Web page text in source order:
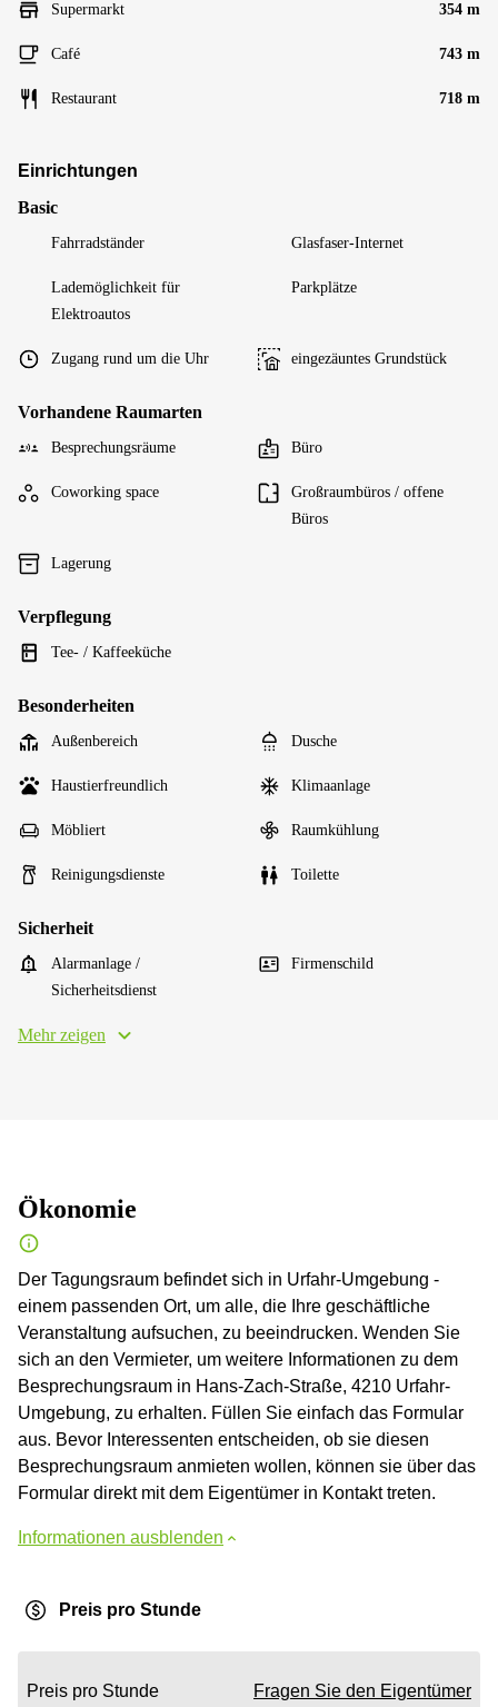
Supermarkt 354 m
Café 743 m
Restaurant 718 m
Einrichtungen
Basic
Fahrradständer Glasfaser-Internet
Lademöglichkeit für
Elektroautos
Parkplätze
Zugang rund um die Uhr eingezäuntes Grundstück
Vorhandene Raumarten
Besprechungsräume Büro
Coworking space
Großraumbüros / offene
Büros
Lagerung
Verpflegung
Tee- / Kaffeeküche
Besonderheiten
Außenbereich Dusche
Haustierfreundlich Klimaanlage
Möbliert Raumkühlung
Reinigungsdienste Toilette
Sicherheit
Alarmanlage /
Sicherheitsdienst
Firmenschild
Mehr zeigen
Ökonomie
Der Tagungsraum befindet sich in Urfahr-Umgebung -
einem passenden Ort, um alle, die Ihre geschäftliche
Veranstaltung aufsuchen, zu beeindrucken. Wenden Sie
sich an den Vermieter, um weitere Informationen zu dem
Besprechungsraum in Hans-Zach-Straße, 4210 Urfahr-
Umgebung, zu erhalten. Füllen Sie einfach das Formular
aus. Bevor Interessenten entscheiden, ob sie diesen
Besprechungsraum anmieten wollen, können sie über das
Formular direkt mit dem Eigentümer in Kontakt treten.
Informationen ausblenden
Preis pro Stunde
Preis pro Stunde Fragen Sie den Eigentümer